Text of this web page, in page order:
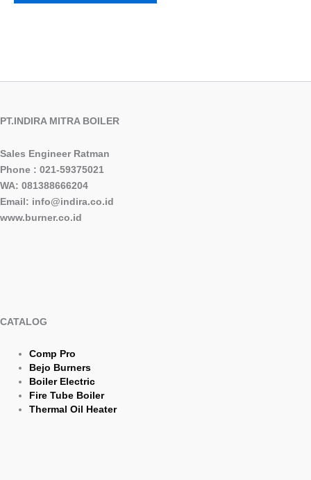
PT.INDIRA MITRA BOILER
Sales Engineer Ratman
Phone : 021-59375021
WA: 081388666204
Email: info@indira.co.id
www.burner.co.id
CATALOG
Comp Pro
Bejo Burners
Boiler Electric
Fire Tube Boiler
Thermal Oil Heater